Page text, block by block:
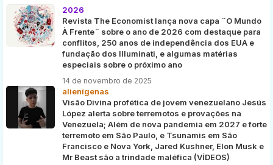
2026
Revista The Economist lança nova capa ¨O Mundo
À Frente¨ sobre o ano de 2026 com destaque para
conflitos, 250 anos de independência dos EUA e
fundação dos Illuminati, e algumas matérias
especiais sobre o próximo ano
14 de novembro de 2025
alienígenas
Visão Divina profética de jovem venezuelano Jesús
López alerta sobre terremotos e provações na
Venezuela; Além de nova pandemia em 2027 e forte
terremoto em São Paulo, e Tsunamis em São
Francisco e Nova York, Jared Kushner, Elon Musk e
Mr Beast são a trindade maléfica (VÍDEOS)